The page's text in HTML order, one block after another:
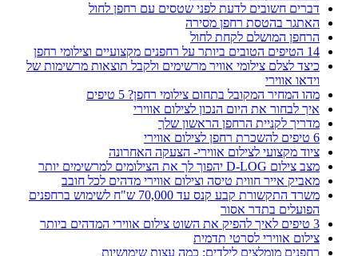
דברים חשובים לדעת לפני שטסים עם רחפן לחול
האתגר בהטסת רחפן מסירה
הרחפן המושלם לקחת לחול
14 הטיפים הטובים ביותר על רחפנים מקצועיים וצילומי רחפן
כיצד לצלם צילומי אוויר מרשימים ולקבל תוצאות מרשימות של
וידאו אווירי
מהו המחיר המקובל בתחום צילומי רחפן? 5 טיפים
איך לבחור את היום הנכון לצילום אווירי
מדריך לקניית הרחפן הראשון שלך
6 טיפים להשכרת רחפן לצילום אווירי
ציוד מקצועי לצילום אווירי- הצעקה האחרונה
מצב צילום D-LOG יהפוך לך את הצילומים למרשימים יותר
מאביק אייר חווית טיסה וצילום אווירי מדהים לכל חובב
משרד התקשורת קבע קנס עד 70,000 ש"ח לשימוש ברחפנים
הפועלים בתדר אסור
3 טיפים לאיך להפיק את השוט צילום אווירי המדהים ביותר
צילום אווירי לסרטי תדמית
רחפנים מומלצים לילדים: כמה עצות שימושיות